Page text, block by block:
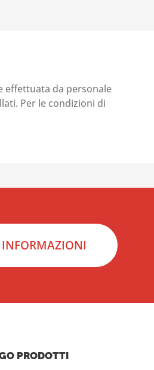
effettuata da personale
Per le condizioni di
PRODOTTI